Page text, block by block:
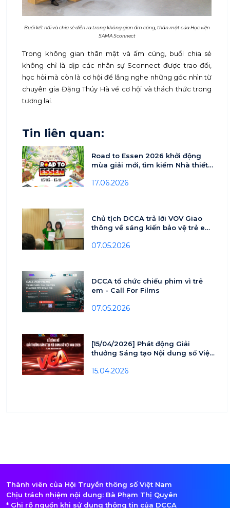
Buổi kết nối và chia sẻ diễn ra trong không gian ấm cúng, thân mật của Học viện
SAMA Sconnect
Trong không gian thân mật và ấm cúng, buổi chia sẻ
không chỉ là dịp các nhân sự Sconnect được trao đổi,
học hỏi mà còn là cơ hội để lắng nghe những góc nhìn từ
chuyên gia Đặng Thúy Hà về cơ hội và thách thức trong
tương lai.
Tin liên quan:
Road to Essen 2026 khởi động
mùa giải mới, tìm kiếm Nhà thiết
17.06.2026
Chủ tịch DCCA trả lời VOV Giao
thông về sáng kiến bảo vệ trẻ em
07.05.2026
DCCA tổ chức chiếu phim vì trẻ
em - Call For Films
07.05.2026
[15/04/2026] Phát động Giải
thưởng Sáng tạo Nội dung số Việt
15.04.2026
Thành viên của Hội Truyền thông số Việt Nam
Chịu trách nhiệm nội dung: Bà Phạm Thị Quyên
* Ghi rõ nguồn khi sử dụng thông tin của DCCA